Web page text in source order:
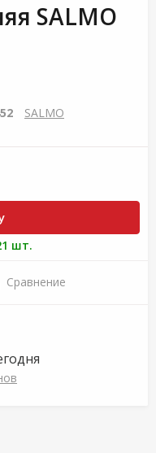
SALMO
SALMO
шт.
Сравнение